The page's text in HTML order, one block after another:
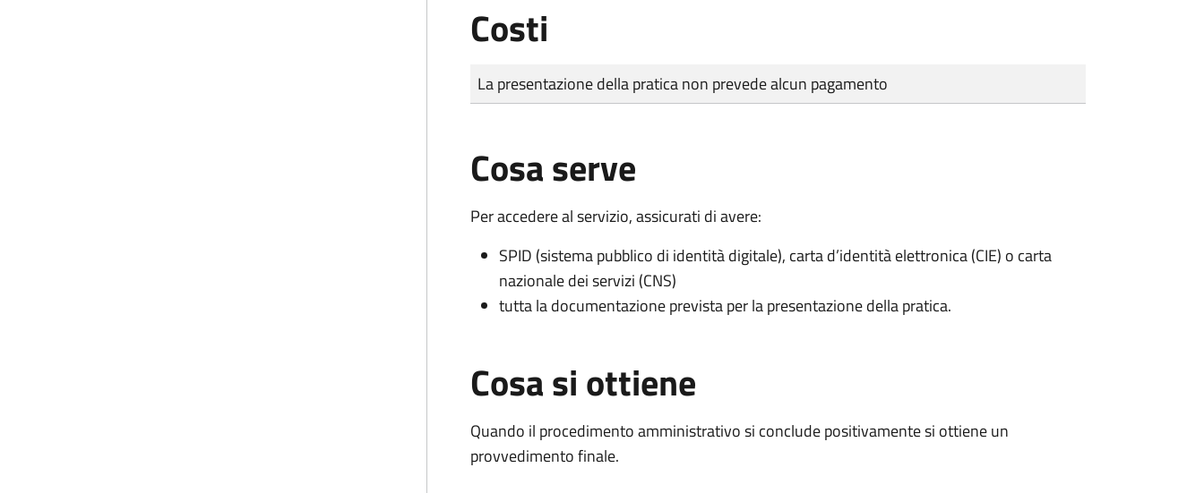
Costi
Tipo di pagamento
Importo
La presentazione della pratica non prevede alcun pagamento
Cosa serve
Per accedere al servizio, assicurati di avere:
SPID (sistema pubblico di identità digitale), carta d’identità elettronica (CIE) o carta
nazionale dei servizi (CNS)
tutta la documentazione prevista per la presentazione della pratica.
Cosa si ottiene
Quando il procedimento amministrativo si conclude positivamente si ottiene un
provvedimento finale.